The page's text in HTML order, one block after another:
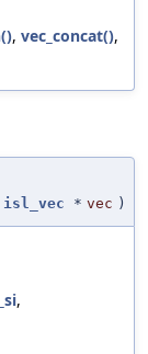
, vec_concat(),
isl_vec * vec )
,